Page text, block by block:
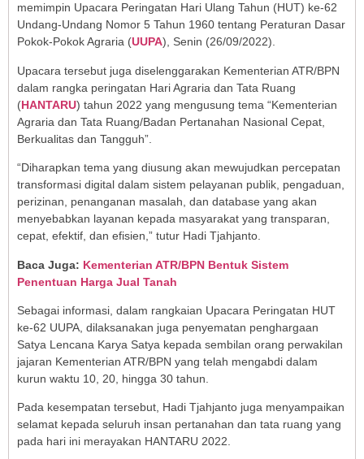
memimpin Upacara Peringatan Hari Ulang Tahun (HUT) ke-62
Undang-Undang Nomor 5 Tahun 1960 tentang Peraturan Dasar
Pokok-Pokok Agraria (UUPA), Senin (26/09/2022).
Upacara tersebut juga diselenggarakan Kementerian ATR/BPN
dalam rangka peringatan Hari Agraria dan Tata Ruang
(HANTARU) tahun 2022 yang mengusung tema “Kementerian
Agraria dan Tata Ruang/Badan Pertanahan Nasional Cepat,
Berkualitas dan Tangguh”.
“Diharapkan tema yang diusung akan mewujudkan percepatan
transformasi digital dalam sistem pelayanan publik, pengaduan,
perizinan, penanganan masalah, dan database yang akan
menyebabkan layanan kepada masyarakat yang transparan,
cepat, efektif, dan efisien,” tutur Hadi Tjahjanto.
Baca Juga: Kementerian ATR/BPN Bentuk Sistem
Penentuan Harga Jual Tanah
Sebagai informasi, dalam rangkaian Upacara Peringatan HUT
ke-62 UUPA, dilaksanakan juga penyematan penghargaan
Satya Lencana Karya Satya kepada sembilan orang perwakilan
jajaran Kementerian ATR/BPN yang telah mengabdi dalam
kurun waktu 10, 20, hingga 30 tahun.
Pada kesempatan tersebut, Hadi Tjahjanto juga menyampaikan
selamat kepada seluruh insan pertanahan dan tata ruang yang
pada hari ini merayakan HANTARU 2022.